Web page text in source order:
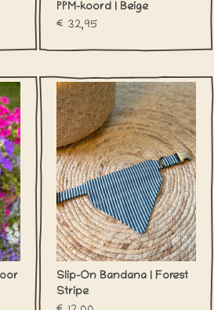
PPM-koord | Beige
€32,95
Slip-On Bandana | Forest
Stripe